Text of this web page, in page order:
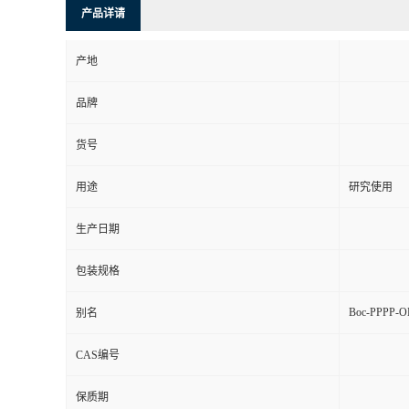
产品详请
产地
品牌
货号
用途 研究使用
生产日期
包装规格
别名 Boc-PPPP-
CAS编号
保质期